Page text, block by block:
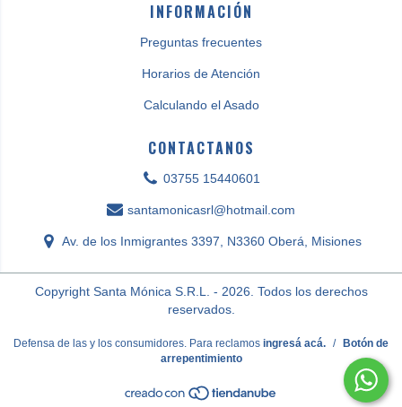
INFORMACIÓN
Preguntas frecuentes
Horarios de Atención
Calculando el Asado
CONTACTANOS
03755 15440601
santamonicasrl@hotmail.com
Av. de los Inmigrantes 3397, N3360 Oberá, Misiones
Copyright Santa Mónica S.R.L. - 2026. Todos los derechos
reservados.
Defensa de las y los consumidores. Para reclamos ingresá acá. /
Botón de
arrepentimiento